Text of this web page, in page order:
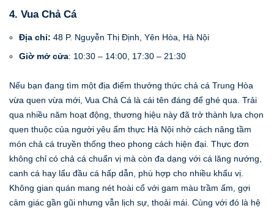
4. Vua Chả Cá
Địa chỉ: 48 P. Nguyễn Thị Định, Yên Hòa, Hà Nội
Giờ mở cửa: 10:30 – 14:00, 17:30 – 21:30
Nếu bạn đang tìm một địa điểm thưởng thức chả cá Trung Hòa
vừa quen vừa mới, Vua Chả Cá là cái tên đáng để ghé qua. Trải
qua nhiều năm hoạt động, thương hiệu này đã trở thành lựa chọn
quen thuộc của người yêu ẩm thực Hà Nội nhờ cách nâng tầm
món chả cá truyền thống theo phong cách hiện đại. Thực đơn
không chỉ có chả cá chuẩn vị mà còn đa dạng với cá lăng nướng,
canh cá hay lẩu đầu cá hấp dẫn, phù hợp cho nhiều khẩu vị.
Không gian quán mang nét hoài cổ với gam màu trầm ấm, gợi
cảm giác gần gũi nhưng vẫn lịch sự, thoải mái. Cùng với đó là hệ